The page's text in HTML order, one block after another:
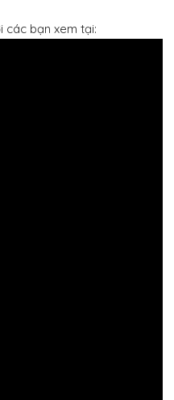
các bạn xem tại: